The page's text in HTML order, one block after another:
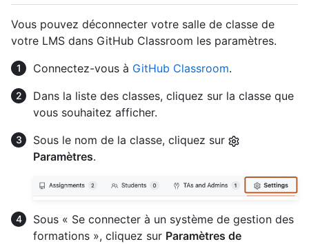
Vous pouvez déconnecter votre salle de classe de
votre LMS dans GitHub Classroom les paramètres.
Connectez-vous à GitHub Classroom.
Dans la liste des classes, cliquez sur la classe que
vous souhaitez afficher.
Sous le nom de la classe, cliquez sur
Paramètres.
Sous « Se connecter à un système de gestion des
formations », cliquez sur Paramètres de